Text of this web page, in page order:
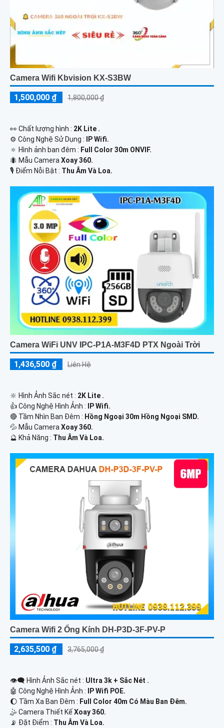
Camera Wifi Kbvision KX-S3BW
1,500,000 ₫ 1,800,000 ₫
️👀 Chất lượng hình : 2K Lite .
⚙ Công Nghệ Sử Dụng :
IP Wifi.
🔅 Hình ảnh ban đêm : Full Color 30m ONVIF.
🐜 Mẫu Camera Xoay 360.
️🎙 Điểm Nỗi Bật : Thu Âm Và Loa.
Camera WiFi UNV IPC-P1A-M3F4D PTX Ngoài Trời
1,436,500 ₫ Liên Hệ
🔆 Hình Ảnh Sắc nét : 2K Lite .
👍 Công Nghệ Hình Ảnh : IP Wifi.
🔴 Tầm Nhìn Ban Đêm : Hồng Ngoại 30m Hồng Ngoại SMD.
💦 Mẫu Camera Xoay 360.
️🔮 Khả Năng : Thu Âm Và Loa.
Camera Wifi 2 Ống Kính DH-P3D-3F-PV-P
2,635,500 ₫ 3,765,000 ₫
👁️‍🗨 Hình Ảnh Sắc nét : Ultra 3k + Sắc Nét .
🤖️ Công Nghệ Hình Ảnh :
IP Wifi POE.
🌔 Tầm Xa Ban Đêm : Full Color 40m Có Màu Ban Ðêm.
🤹 Camera Thiết Kế Xoay 360.
️📡 Đặt Điểm : Thu Âm Và Loa.